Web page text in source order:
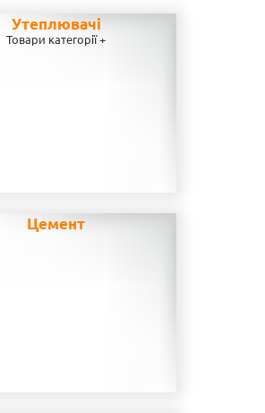
Утеплювачі
Товари категорії +
Цемент